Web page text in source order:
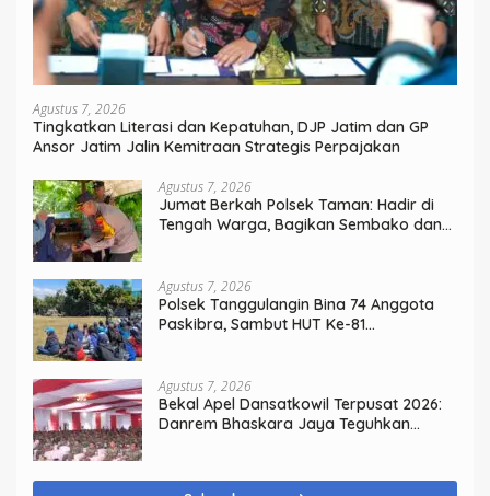
Agustus 7, 2026
Tingkatkan Literasi dan Kepatuhan, DJP Jatim dan GP
Ansor Jatim Jalin Kemitraan Strategis Perpajakan
Agustus 7, 2026
Jumat Berkah Polsek Taman: Hadir di
Tengah Warga, Bagikan Sembako dan
Agustus 7, 2026
Polsek Tanggulangin Bina 74 Anggota
Paskibra, Sambut HUT Ke-81
Agustus 7, 2026
Bekal Apel Dansatkowil Terpusat 2026:
Danrem Bhaskara Jaya Teguhkan